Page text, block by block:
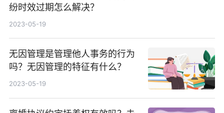
纷时效过期怎么解决？
2023-05-19
无因管理是管理他人事务的行为
吗？无因管理的特征有什么？
2023-05-19